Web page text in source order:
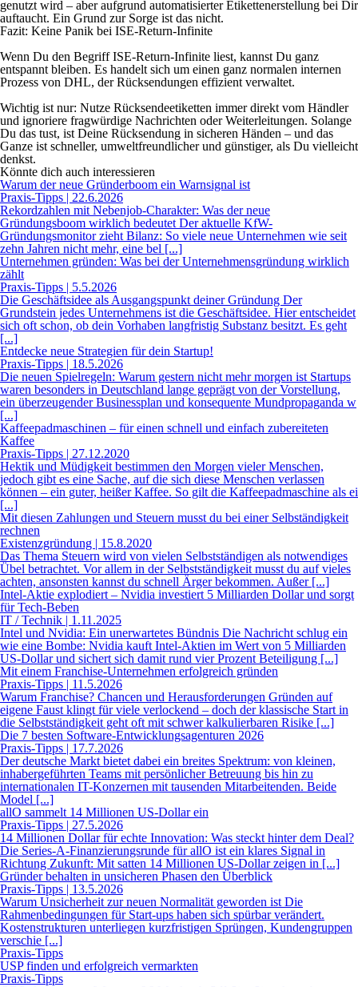
genutzt wird – aber aufgrund automatisierter Etikettenerstellung bei Dir
auftaucht. Ein Grund zur Sorge ist das nicht.
Fazit: Keine Panik bei ISE-Return-Infinite
Wenn Du den Begriff ISE-Return-Infinite liest, kannst Du ganz
entspannt bleiben. Es handelt sich um einen ganz normalen internen
Prozess von DHL, der Rücksendungen effizient verwaltet.
Wichtig ist nur: Nutze Rücksendeetiketten immer direkt vom Händler
und ignoriere fragwürdige Nachrichten oder Weiterleitungen. Solange
Du das tust, ist Deine Rücksendung in sicheren Händen – und das
Ganze ist schneller, umweltfreundlicher und günstiger, als Du vielleicht
denkst.
Könnte dich auch interessieren
Warum der neue Gründerboom ein Warnsignal ist
Praxis-Tipps | 22.6.2026
Rekordzahlen mit Nebenjob-Charakter: Was der neue
Gründungsboom wirklich bedeutet Der aktuelle KfW-
Gründungsmonitor zieht Bilanz: So viele neue Unternehmen wie seit
zehn Jahren nicht mehr, eine bel [...]
Unternehmen gründen: Was bei der Unternehmensgründung wirklich
zählt
Praxis-Tipps | 5.5.2026
Die Geschäftsidee als Ausgangspunkt deiner Gründung Der
Grundstein jedes Unternehmens ist die Geschäftsidee. Hier entscheidet
sich oft schon, ob dein Vorhaben langfristig Substanz besitzt. Es geht
[...]
Entdecke neue Strategien für dein Startup!
Praxis-Tipps | 18.5.2026
Die neuen Spielregeln: Warum gestern nicht mehr morgen ist Startups
waren besonders in Deutschland lange geprägt von der Vorstellung,
ein überzeugender Businessplan und konsequente Mundpropaganda w
[...]
Kaffeepadmaschinen – für einen schnell und einfach zubereiteten
Kaffee
Praxis-Tipps | 27.12.2020
Hektik und Müdigkeit bestimmen den Morgen vieler Menschen,
jedoch gibt es eine Sache, auf die sich diese Menschen verlassen
können – ein guter, heißer Kaffee. So gilt die Kaffeepadmaschine als ei
[...]
Mit diesen Zahlungen und Steuern musst du bei einer Selbständigkeit
rechnen
Existenzgründung | 15.8.2020
Das Thema Steuern wird von vielen Selbstständigen als notwendiges
Übel betrachtet. Vor allem in der Selbstständigkeit musst du auf vieles
achten, ansonsten kannst du schnell Ärger bekommen. Außer [...]
Intel-Aktie explodiert – Nvidia investiert 5 Milliarden Dollar und sorgt
für Tech-Beben
IT / Technik | 1.11.2025
Intel und Nvidia: Ein unerwartetes Bündnis Die Nachricht schlug ein
wie eine Bombe: Nvidia kauft Intel-Aktien im Wert von 5 Milliarden
US-Dollar und sichert sich damit rund vier Prozent Beteiligung [...]
Mit einem Franchise-Unternehmen erfolgreich gründen
Praxis-Tipps | 11.5.2026
Warum Franchise? Chancen und Herausforderungen Gründen auf
eigene Faust klingt für viele verlockend – doch der klassische Start in
die Selbstständigkeit geht oft mit schwer kalkulierbaren Risike [...]
Die 7 besten Software-Entwicklungsagenturen 2026
Praxis-Tipps | 17.7.2026
Der deutsche Markt bietet dabei ein breites Spektrum: von kleinen,
inhabergeführten Teams mit persönlicher Betreuung bis hin zu
internationalen IT-Konzernen mit tausenden Mitarbeitenden. Beide
Model [...]
allO sammelt 14 Millionen US-Dollar ein
Praxis-Tipps | 27.5.2026
14 Millionen Dollar für echte Innovation: Was steckt hinter dem Deal?
Die Series-A-Finanzierungsrunde für allO ist ein klares Signal in
Richtung Zukunft: Mit satten 14 Millionen US-Dollar zeigen in [...]
Gründer behalten in unsicheren Phasen den Überblick
Praxis-Tipps | 13.5.2026
Warum Unsicherheit zur neuen Normalität geworden ist Die
Rahmenbedingungen für Start-ups haben sich spürbar verändert.
Kostenstrukturen unterliegen kurzfristigen Sprüngen, Kundengruppen
verschie [...]
Praxis-Tipps
USP finden und erfolgreich vermarkten
Praxis-Tipps